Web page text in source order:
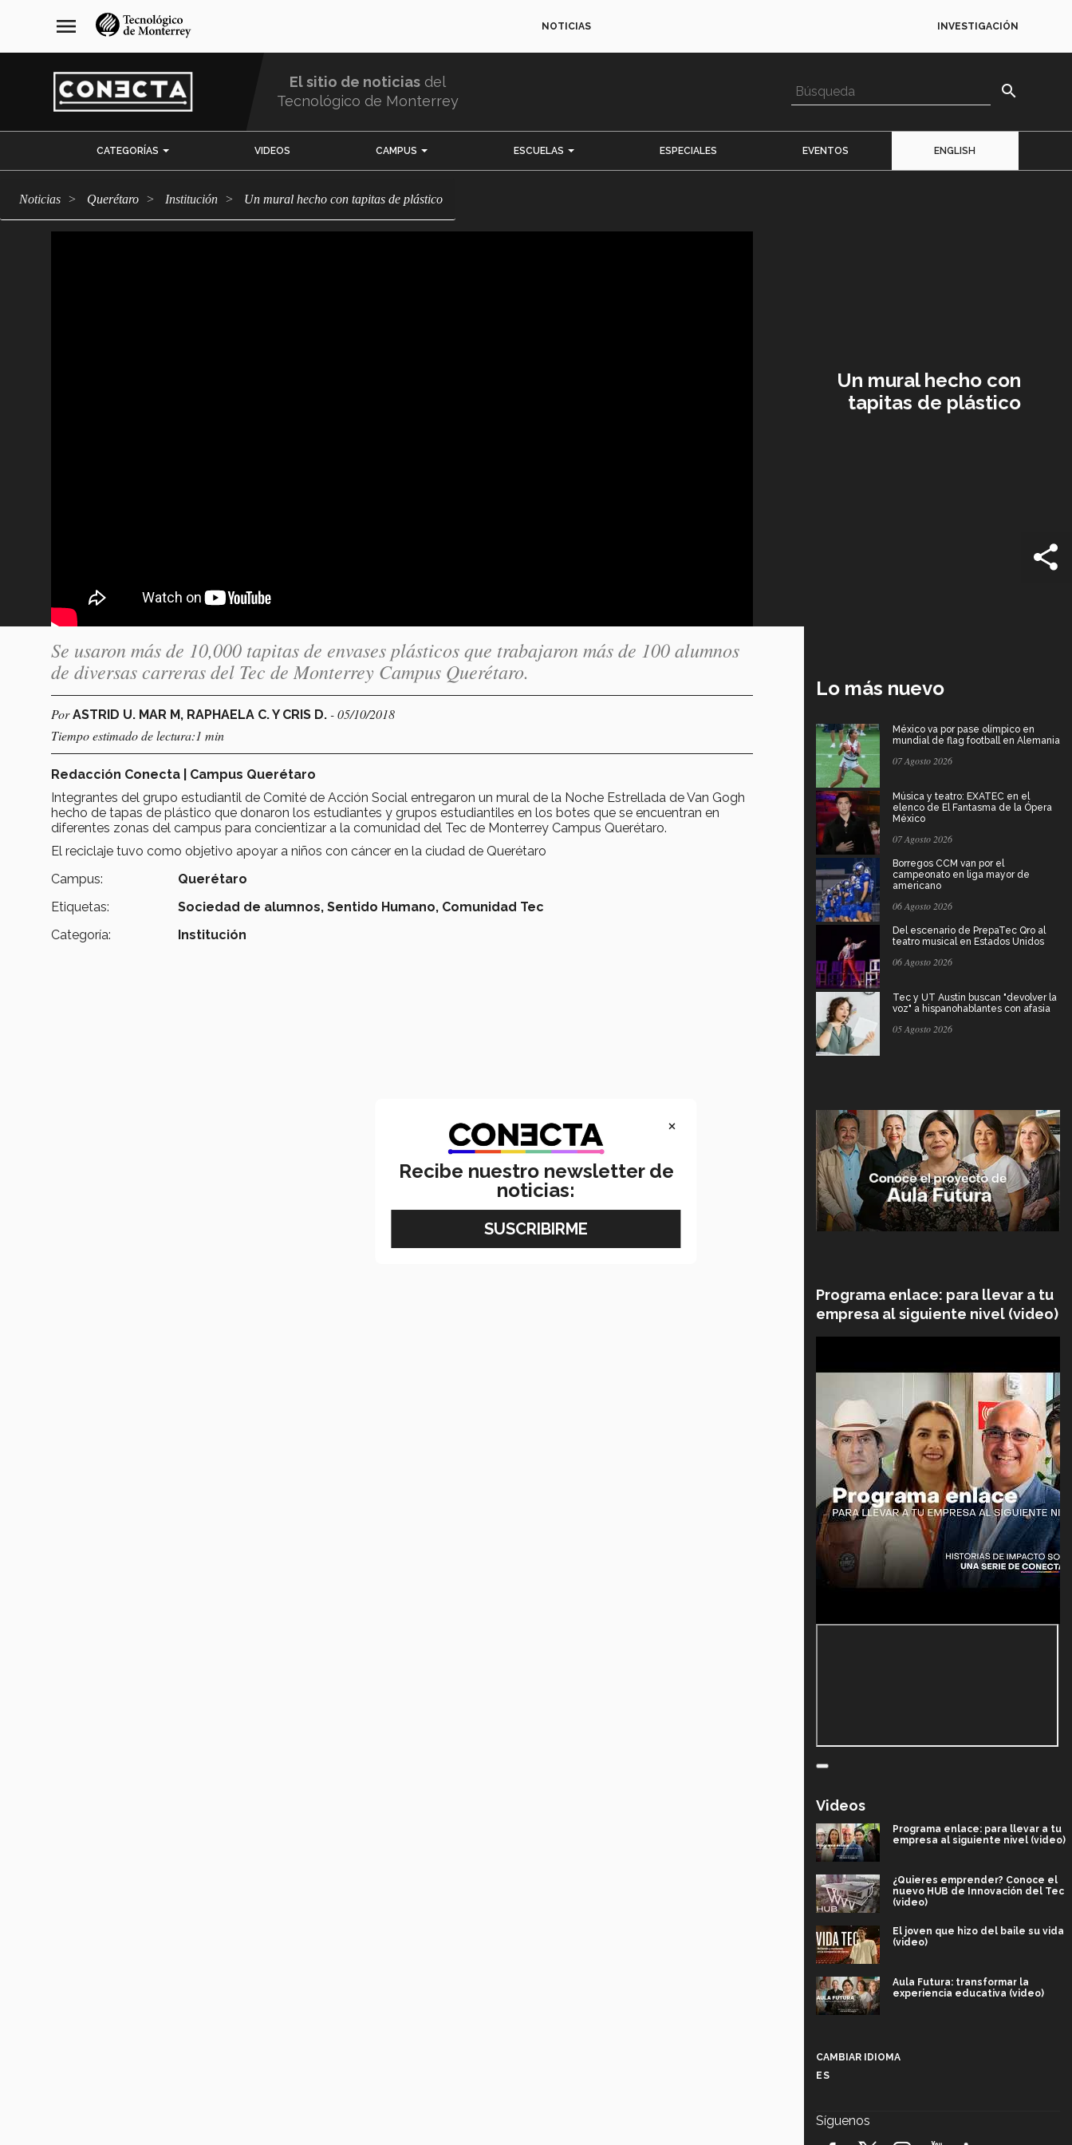
navegación
principal
menu NOTICIAS INVESTIGACIÓN
El sitio de noticias del
Tecnológico de Monterrey
search
CATEGORÍAS VIDEOS CAMPUS ESCUELAS ESPECIALES EVENTOS ENGLISH
Noticias Querétaro Institución Un mural hecho con tapitas de plástico
Un mural hecho con
tapitas de plástico
Se usaron más de 10,000 tapitas de envases plásticos que trabajaron más de 100 alumnos
de diversas carreras del Tec de Monterrey Campus Querétaro.
PorASTRID U. MAR M, RAPHAELA C. Y CRIS D. - 05/10/2018
Tiempo estimado de lectura:1 min
Redacción Conecta | Campus Querétaro
Integrantes del grupo estudiantil de Comité de Acción Social entregaron un mural de la Noche Estrellada de Van Gogh
hecho de tapas de plástico que donaron los estudiantes y grupos estudiantiles en los botes que se encuentran en
diferentes zonas del campus para concientizar a la comunidad del Tec de Monterrey Campus Querétaro.
El reciclaje tuvo como objetivo apoyar a niños con cáncer en la ciudad de Querétaro
Campus:
Querétaro
Etiquetas:
Sociedad de alumnos, Sentido Humano, Comunidad Tec
Categoría:
Institución
Lo más nuevo
México va por pase olímpico en
mundial de flag football en Alemania
07 Agosto 2026
Música y teatro: EXATEC en el
elenco de El Fantasma de la Ópera
México
07 Agosto 2026
Borregos CCM van por el
campeonato en liga mayor de
americano
06 Agosto 2026
Del escenario de PrepaTec Qro al
teatro musical en Estados Unidos
06 Agosto 2026
Tec y UT Austin buscan "devolver la
voz" a hispanohablantes con afasia
05 Agosto 2026
Programa enlace: para llevar a tu
empresa al siguiente nivel (video)
Videos
Programa enlace: para llevar a tu
empresa al siguiente nivel (video)
¿Quieres emprender? Conoce el
nuevo HUB de Innovación del Tec
(video)
El joven que hizo del baile su vida
(video)
Aula Futura: transformar la
experiencia educativa (video)
CAMBIAR IDIOMA
ES
Síguenos
×
Recibe nuestro newsletter de
noticias: